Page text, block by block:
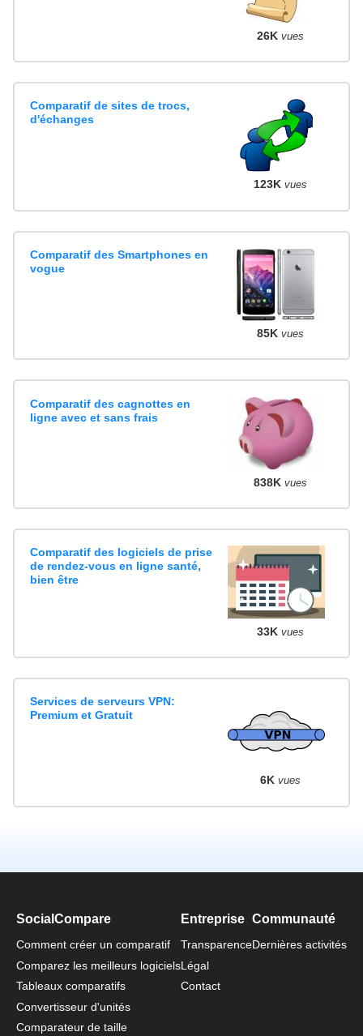
26K vues
Comparatif de sites de trocs,
d'échanges
123K vues
Comparatif des Smartphones en
vogue
85K vues
Comparatif des cagnottes en
ligne avec et sans frais
838K vues
Comparatif des logiciels de prise
de rendez-vous en ligne santé,
bien être
33K vues
Services de serveurs VPN:
Premium et Gratuit
6K vues
SocialCompare
Comment créer un comparatif
Comparez les meilleurs logiciels
Tableaux comparatifs
Convertisseur d'unités
Comparateur de taille
Entreprise
Transparence
Légal
Contact
Communauté
Dernières activités